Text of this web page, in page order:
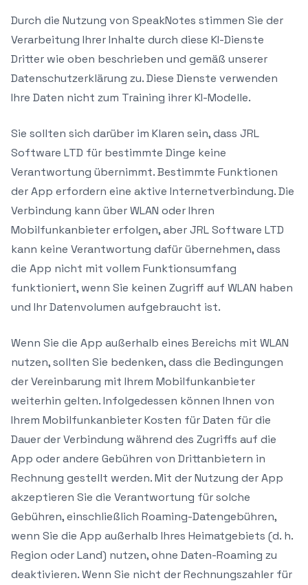
Durch die Nutzung von SpeakNotes stimmen Sie der
Verarbeitung Ihrer Inhalte durch diese KI-Dienste
Dritter wie oben beschrieben und gemäß unserer
Datenschutzerklärung zu. Diese Dienste verwenden
Ihre Daten nicht zum Training ihrer KI-Modelle.
Sie sollten sich darüber im Klaren sein, dass JRL
Software LTD für bestimmte Dinge keine
Verantwortung übernimmt. Bestimmte Funktionen
der App erfordern eine aktive Internetverbindung. Die
Verbindung kann über WLAN oder Ihren
Mobilfunkanbieter erfolgen, aber JRL Software LTD
kann keine Verantwortung dafür übernehmen, dass
die App nicht mit vollem Funktionsumfang
funktioniert, wenn Sie keinen Zugriff auf WLAN haben
und Ihr Datenvolumen aufgebraucht ist.
Wenn Sie die App außerhalb eines Bereichs mit WLAN
nutzen, sollten Sie bedenken, dass die Bedingungen
der Vereinbarung mit Ihrem Mobilfunkanbieter
weiterhin gelten. Infolgedessen können Ihnen von
Ihrem Mobilfunkanbieter Kosten für Daten für die
Dauer der Verbindung während des Zugriffs auf die
App oder andere Gebühren von Drittanbietern in
Rechnung gestellt werden. Mit der Nutzung der App
akzeptieren Sie die Verantwortung für solche
Gebühren, einschließlich Roaming-Datengebühren,
wenn Sie die App außerhalb Ihres Heimatgebiets (d. h.
Region oder Land) nutzen, ohne Daten-Roaming zu
deaktivieren. Wenn Sie nicht der Rechnungszahler für